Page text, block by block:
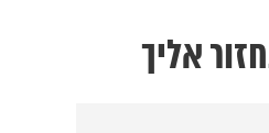
אליך